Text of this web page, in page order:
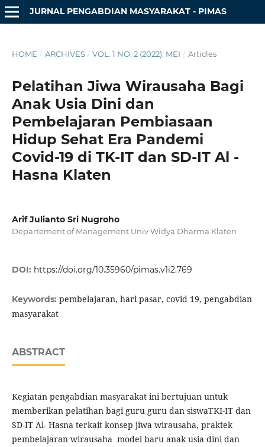
JURNAL PENGABDIAN MASYARAKAT - PIMAS
HOME / ARCHIVES / VOL. 1 NO. 2 (2022): MEI / Articles
Pelatihan Jiwa Wirausaha Bagi
Anak Usia Dini dan
Pembelajaran Pembiasaan
Hidup Sehat Era Pandemi
Covid-19 di TK-IT dan SD-IT Al -
Hasna Klaten
Arif Julianto Sri Nugroho
Departement of Management Univ Widya Dharma Klaten
DOI: https://doi.org/10.35960/pimas.v1i2.769
Keywords: pembelajaran, hari pasar, covid 19, pengabdian
masyarakat
ABSTRACT
Kegiatan pengabdian masyarakat ini bertujuan untuk
memberikan pelatihan bagi guru guru dan siswaTKI-IT dan
SD-IT Al- Hasna terkait konsep jiwa wirausaha, praktek
pembelajaran wirausaha model baru anak usia dini dan